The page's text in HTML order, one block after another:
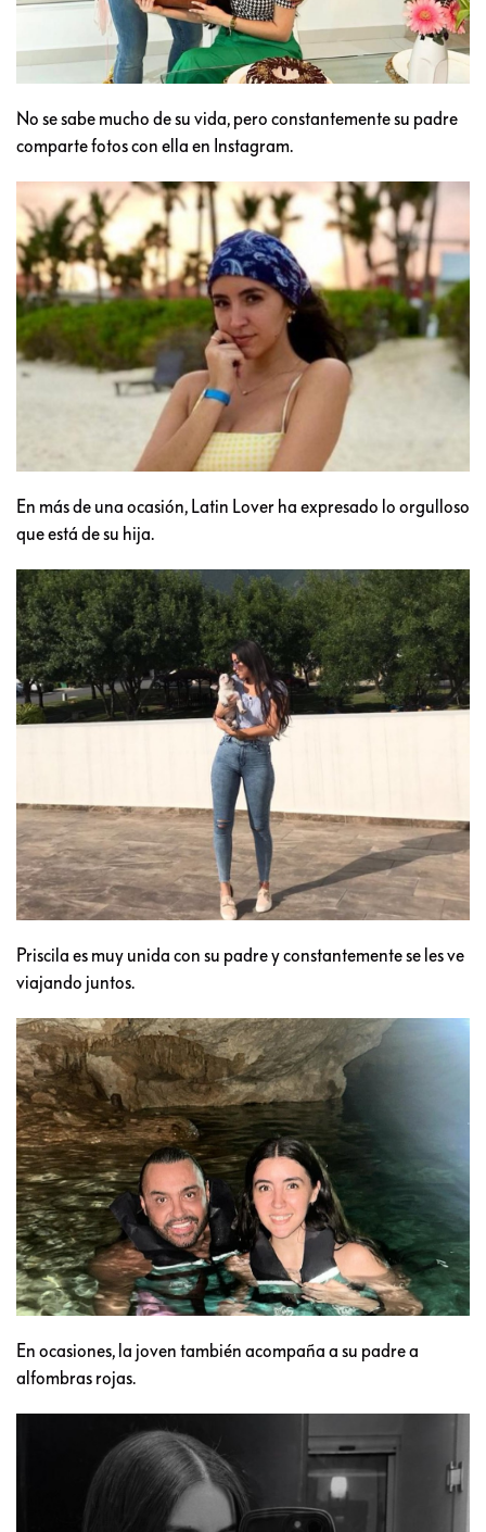
No se sabe mucho de su vida, pero constantemente su padre
comparte fotos con ella en Instagram.
En más de una ocasión, Latin Lover ha expresado lo orgulloso
que está de su hija.
Priscila es muy unida con su padre y constantemente se les ve
viajando juntos.
En ocasiones, la joven también acompaña a su padre a
alfombras rojas.